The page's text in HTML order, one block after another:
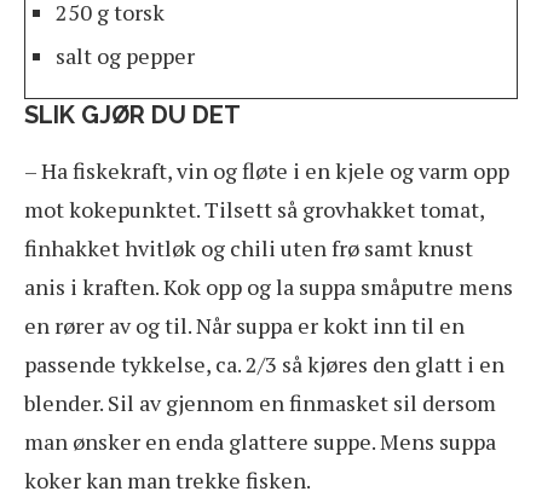
250 g torsk
salt og pepper
SLIK GJØR DU DET
– Ha fiskekraft, vin og fløte i en kjele og varm opp
mot kokepunktet. Tilsett så grovhakket tomat,
finhakket hvitløk og chili uten frø samt knust
anis i kraften. Kok opp og la suppa småputre mens
en rører av og til. Når suppa er kokt inn til en
passende tykkelse, ca. 2/3 så kjøres den glatt i en
blender. Sil av gjennom en finmasket sil dersom
man ønsker en enda glattere suppe. Mens suppa
koker kan man trekke fisken.